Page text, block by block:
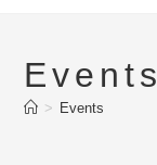
Events
> Events